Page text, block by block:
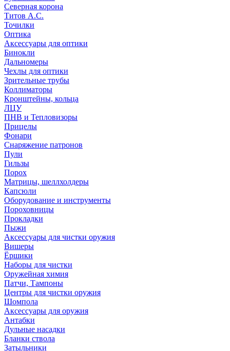
Северная корона
Титов А.С.
Точилки
Оптика
Аксессуары для оптики
Бинокли
Дальномеры
Чехлы для оптики
Зрительные трубы
Коллиматоры
Кронштейны, кольца
ЛЦУ
ПНВ и Тепловизоры
Прицелы
Фонари
Снаряжение патронов
Пули
Гильзы
Порох
Матрицы, шеллхолдеры
Капсюли
Оборудование и инструменты
Пороховницы
Прокладки
Пыжи
Аксессуары для чистки оружия
Вишеры
Ёршики
Наборы для чистки
Оружейная химия
Патчи, Тампоны
Центры для чистки оружия
Шомпола
Аксессуары для оружия
Антабки
Дульные насадки
Бланки ствола
Затыльники